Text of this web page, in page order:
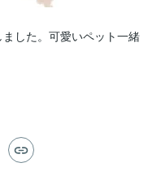
した。可愛いペット一緒